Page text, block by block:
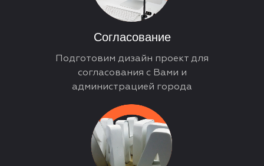
Подготовим дизайн проект для
согласования с Вами и
администрацией города
Согласование